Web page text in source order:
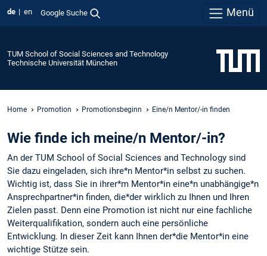
de en Google Suche Menü
TUM School of Social Sciences and Technology
Technische Universität München
Home Promotion Promotionsbeginn Eine/n Mentor/-in finden
Wie finde ich meine/n Mentor/-in?
An der TUM School of Social Sciences and Technology sind
Sie dazu eingeladen, sich ihre*n Mentor*in selbst zu suchen.
Wichtig ist, dass Sie in ihrer*m Mentor*in eine*n unabhängige*n
Ansprechpartner*in finden, die*der wirklich zu Ihnen und Ihren
Zielen passt. Denn eine Promotion ist nicht nur eine fachliche
Weiterqualifikation, sondern auch eine persönliche
Entwicklung. In dieser Zeit kann Ihnen der*die Mentor*in eine
wichtige Stütze sein.